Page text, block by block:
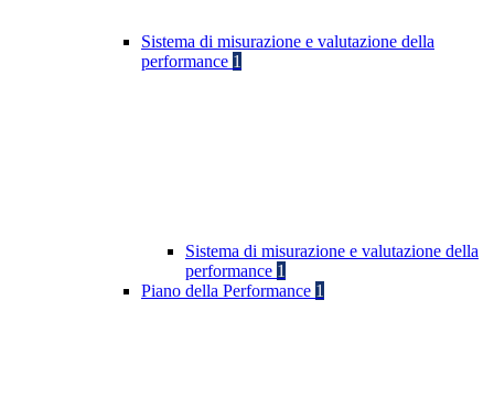
Sistema di misurazione e valutazione della
performance 1
Sistema di misurazione e valutazione della
performance 1
Piano della Performance 1